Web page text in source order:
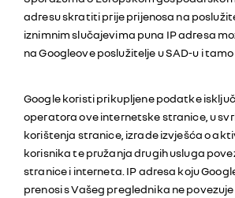
adresu skratiti prije prijenosa na
iznimnim slučajevima puna IP adresa
na Googleove poslužitelje u SAD-u i
Google koristi prikupljene podatke
operatora ove internetske stranice, u
korištenja stranice, izrade izvješća o
korisnika te pružanja drugih usluga
stranice i interneta. IP adresa koju
prenosi s Vašeg preglednika ne